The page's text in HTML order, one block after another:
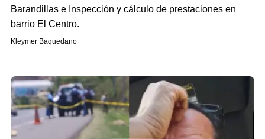
Barandillas e Inspección y cálculo de prestaciones en
barrio El Centro.
Kleymer Baquedano